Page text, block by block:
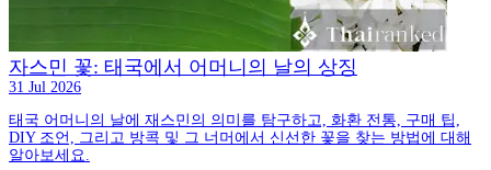
자스민 꽃: 태국에서 어머니의 날의 상징
31 Jul 2026
태국 어머니의 날에 재스민의 의미를 탐구하고, 화환 전통, 구매 팁,
DIY 조언, 그리고 방콕 및 그 너머에서 신선한 꽃을 찾는 방법에 대해
알아보세요.